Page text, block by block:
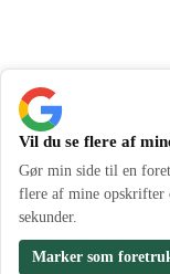
Vil du se flere af
Gør min side til en
flere af mine opskrifter
sekunder.
Marker som